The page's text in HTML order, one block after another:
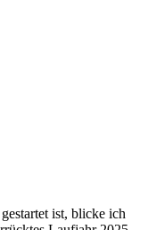
ist, blicke ich